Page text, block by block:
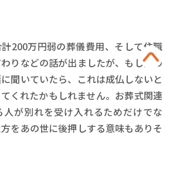
200万円弱の葬儀費用、そして住職
りなどの話が出ましたが、もし父の
聞いていたら、これは成仏しないと
くれたかもしれません。お葬式関連
人が別れを受け入れるためだけでな
をあの世に後押しする意味もありそ